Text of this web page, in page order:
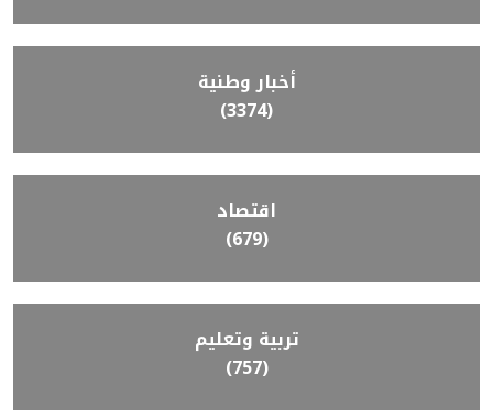
أخبار وطنية
(3374)
اقتصاد
(679)
تربية وتعليم
(757)